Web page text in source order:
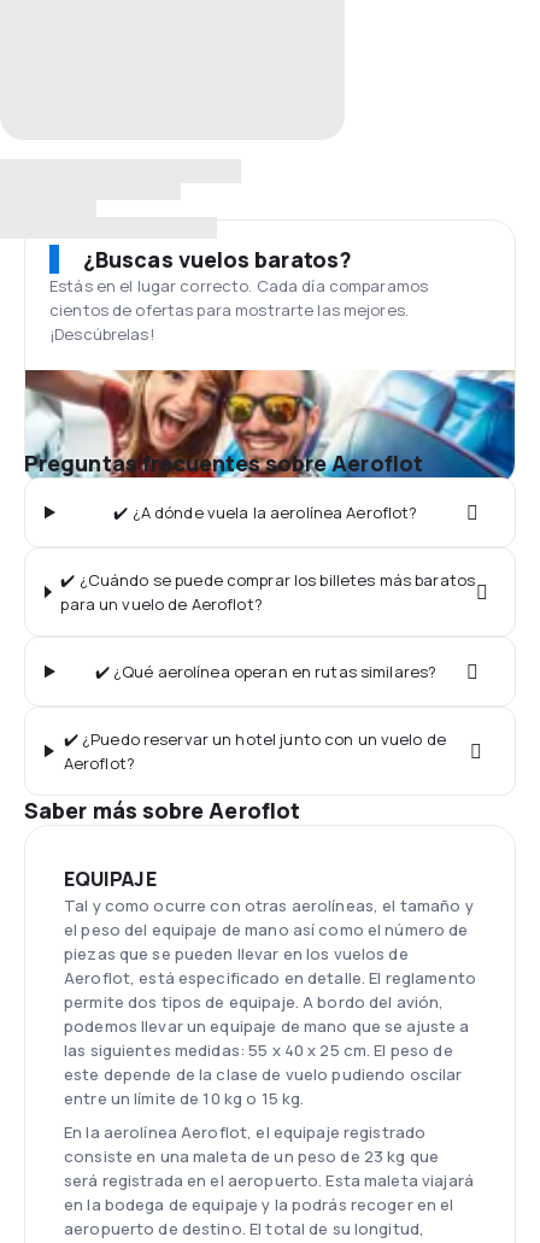
¿Buscas vuelos baratos?
Estás en el lugar correcto. Cada día comparamos
cientos de ofertas para mostrarte las mejores.
¡Descúbrelas!
Preguntas frecuentes sobre Aeroflot
✔️ ¿A dónde vuela la aerolínea Aeroflot?
✔️ ¿Cuándo se puede comprar los billetes más baratos
para un vuelo de Aeroflot?
✔️ ¿Qué aerolínea operan en rutas similares?
✔️ ¿Puedo reservar un hotel junto con un vuelo de
Aeroflot?
Saber más sobre Aeroflot
EQUIPAJE
Tal y como ocurre con otras aerolíneas, el tamaño y
el peso del equipaje de mano así como el número de
piezas que se pueden llevar en los vuelos de
Aeroflot, está especificado en detalle. El reglamento
permite dos tipos de equipaje. A bordo del avión,
podemos llevar un equipaje de mano que se ajuste a
las siguientes medidas: 55 x 40 x 25 cm. El peso de
este depende de la clase de vuelo pudiendo oscilar
entre un límite de 10 kg o 15 kg.
En la aerolínea Aeroflot, el equipaje registrado
consiste en una maleta de un peso de 23 kg que
será registrada en el aeropuerto. Esta maleta viajará
en la bodega de equipaje y la podrás recoger en el
aeropuerto de destino. El total de su longitud,